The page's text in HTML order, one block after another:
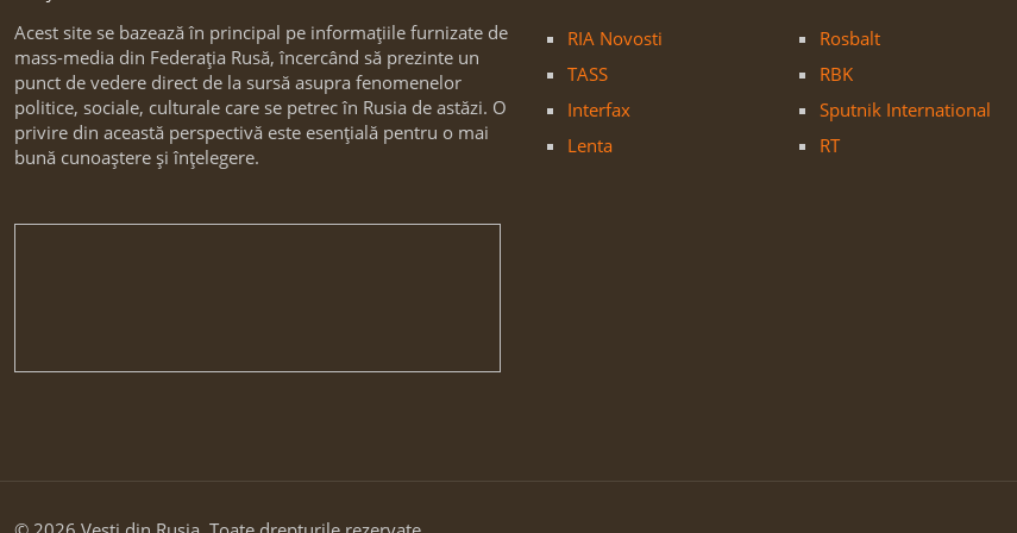
Acest site se bazează în principal pe informațiile furnizate de
mass-media din Federația Rusă, încercând să prezinte un
punct de vedere direct de la sursă asupra fenomenelor
politice, sociale, culturale care se petrec în Rusia de astăzi. O
privire din această perspectivă este esențială pentru o mai
bună cunoaștere și înțelegere.
RIA Novosti
TASS
Interfax
Lenta
Rosbalt
RBK
Sputnik International
RT